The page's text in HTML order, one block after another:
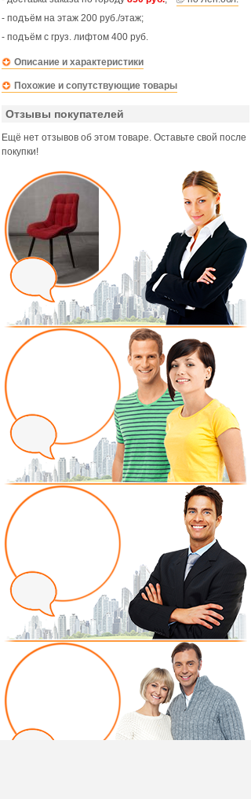
- подъём на этаж 200 руб./этаж;
- подъём с груз. лифтом 400 руб.
Описание и характеристики
Похожие и сопутствующие товары
Отзывы покупателей
Ещё нет отзывов об этом товаре. Оставьте свой после
покупки!